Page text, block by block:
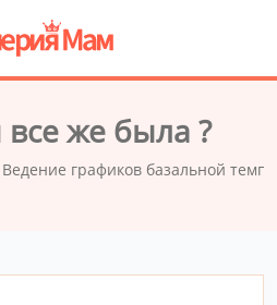
же была ?
Ведение графиков базальной